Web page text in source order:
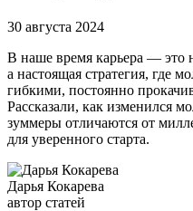
30 августа 2024
В наше время карьера — это
а настоящая стратегия, где
гибкими, постоянно
Рассказали, как изменился
зуммеры отличаются от
для уверенного старта.
Дарья Кокарева
автор статей